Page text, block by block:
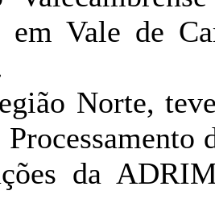
em Vale de
Norte,
da